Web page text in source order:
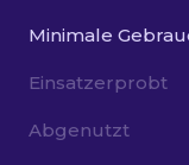
Minimale
Einsatzerprobt
Abgenutzt